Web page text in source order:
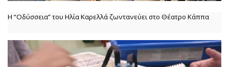
Η “Οδύσσεια” του Ηλία Καρελλά ζωντανεύει στο Θέατρο Κάππα